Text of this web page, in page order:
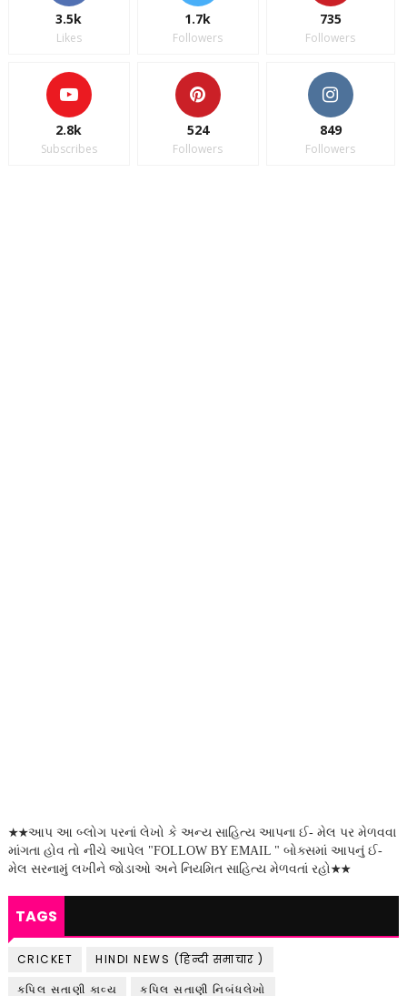
3.5k
Likes
1.7k
Followers
735
Followers
2.8k
Subscribes
524
Followers
849
Followers
★★આપ આ બ્લોગ પરનાં લેખો કે અન્ય સાહિત્ય આપના ઈ- મેલ પર મેળવવા
માંગતા હોવ તો નીચે આપેલ "FOLLOW BY EMAIL " બોક્સમાં આપનું ઈ-
મેલ સરનામું લખીને જોડાઓ અને નિયમિત સાહિત્ય મેળવતાં રહો★★
TAGS
CRICKET
HINDI NEWS (हिन्दी समाचार )
કપિલ સતાણી કાવ્ય
કપિલ સતાણી નિબંધલેખો